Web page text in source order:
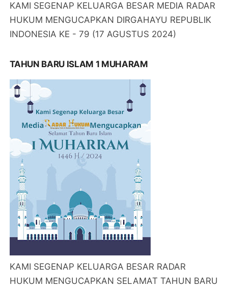
KAMI SEGENAP KELUARGA BESAR MEDIA RADAR
HUKUM MENGUCAPKAN DIRGAHAYU REPUBLIK
INDONESIA KE - 79 (17 AGUSTUS 2024)
TAHUN BARU ISLAM 1 MUHARAM
KAMI SEGENAP KELUARGA BESAR RADAR
HUKUM MENGUCAPKAN SELAMAT TAHUN BARU